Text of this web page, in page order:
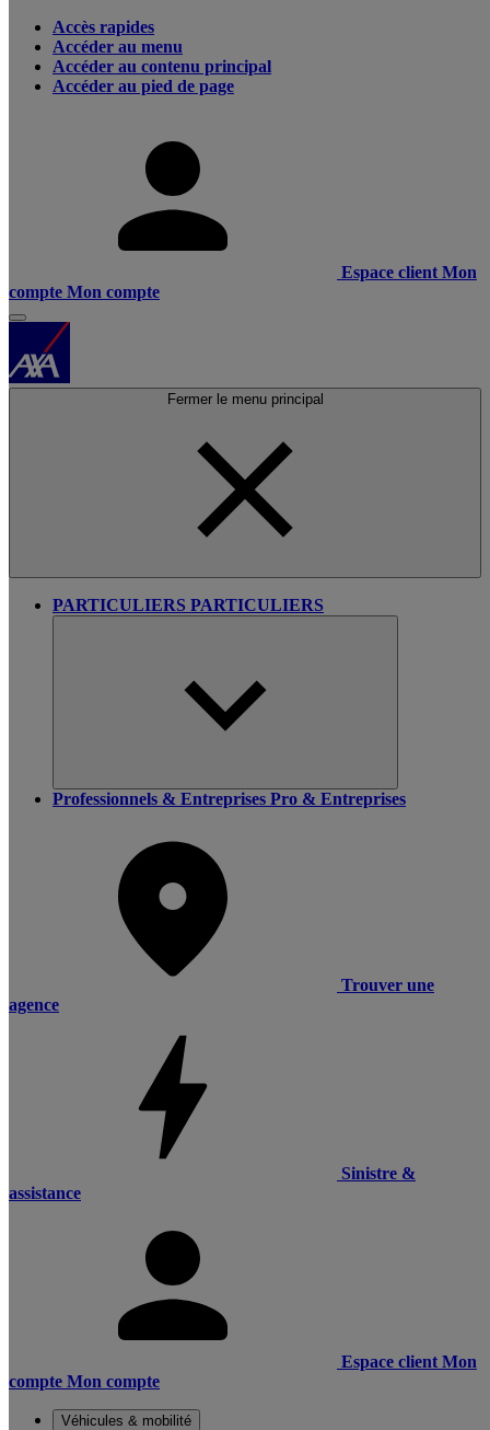
Accès rapides
Accéder au menu
Accéder au contenu principal
Accéder au pied de page
Espace client Mon
compte Mon compte
Fermer le menu principal
PARTICULIERS PARTICULIERS
Professionnels & Entreprises Pro & Entreprises
Trouver une
agence
Sinistre &
assistance
Espace client Mon
compte Mon compte
Véhicules & mobilité